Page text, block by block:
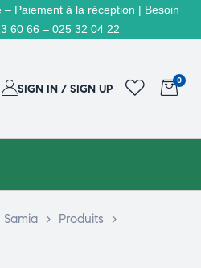
Paiement à la réception | Besoin
60 66 – 025 32 04 22
SIGN IN / SIGN UP
0
> Produits
>